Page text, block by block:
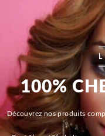
100%
Découvrez nos produits